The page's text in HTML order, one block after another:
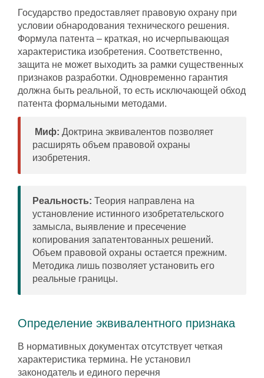
Государство предоставляет правовую охрану при
условии обнародования технического решения.
Формула патента – краткая, но исчерпывающая
характеристика изобретения. Соответственно,
защита не может выходить за рамки существенных
признаков разработки. Одновременно гарантия
должна быть реальной, то есть исключающей обход
патента формальными методами.
Миф: Доктрина эквивалентов позволяет
расширять объем правовой охраны
изобретения.
Реальность: Теория направлена на
установление истинного изобретательского
замысла, выявление и пресечение
копирования запатентованных решений.
Объем правовой охраны остается прежним.
Методика лишь позволяет установить его
реальные границы.
Определение эквивалентного признака
В нормативных документах отсутствует четкая
характеристика термина. Не установил
законодатель и единого перечня